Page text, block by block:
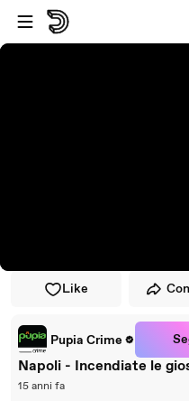
Vai al lettore
Passa al contenuto principale
Like
Pupia Crime
Napoli - Incendiate le
15 anni fa